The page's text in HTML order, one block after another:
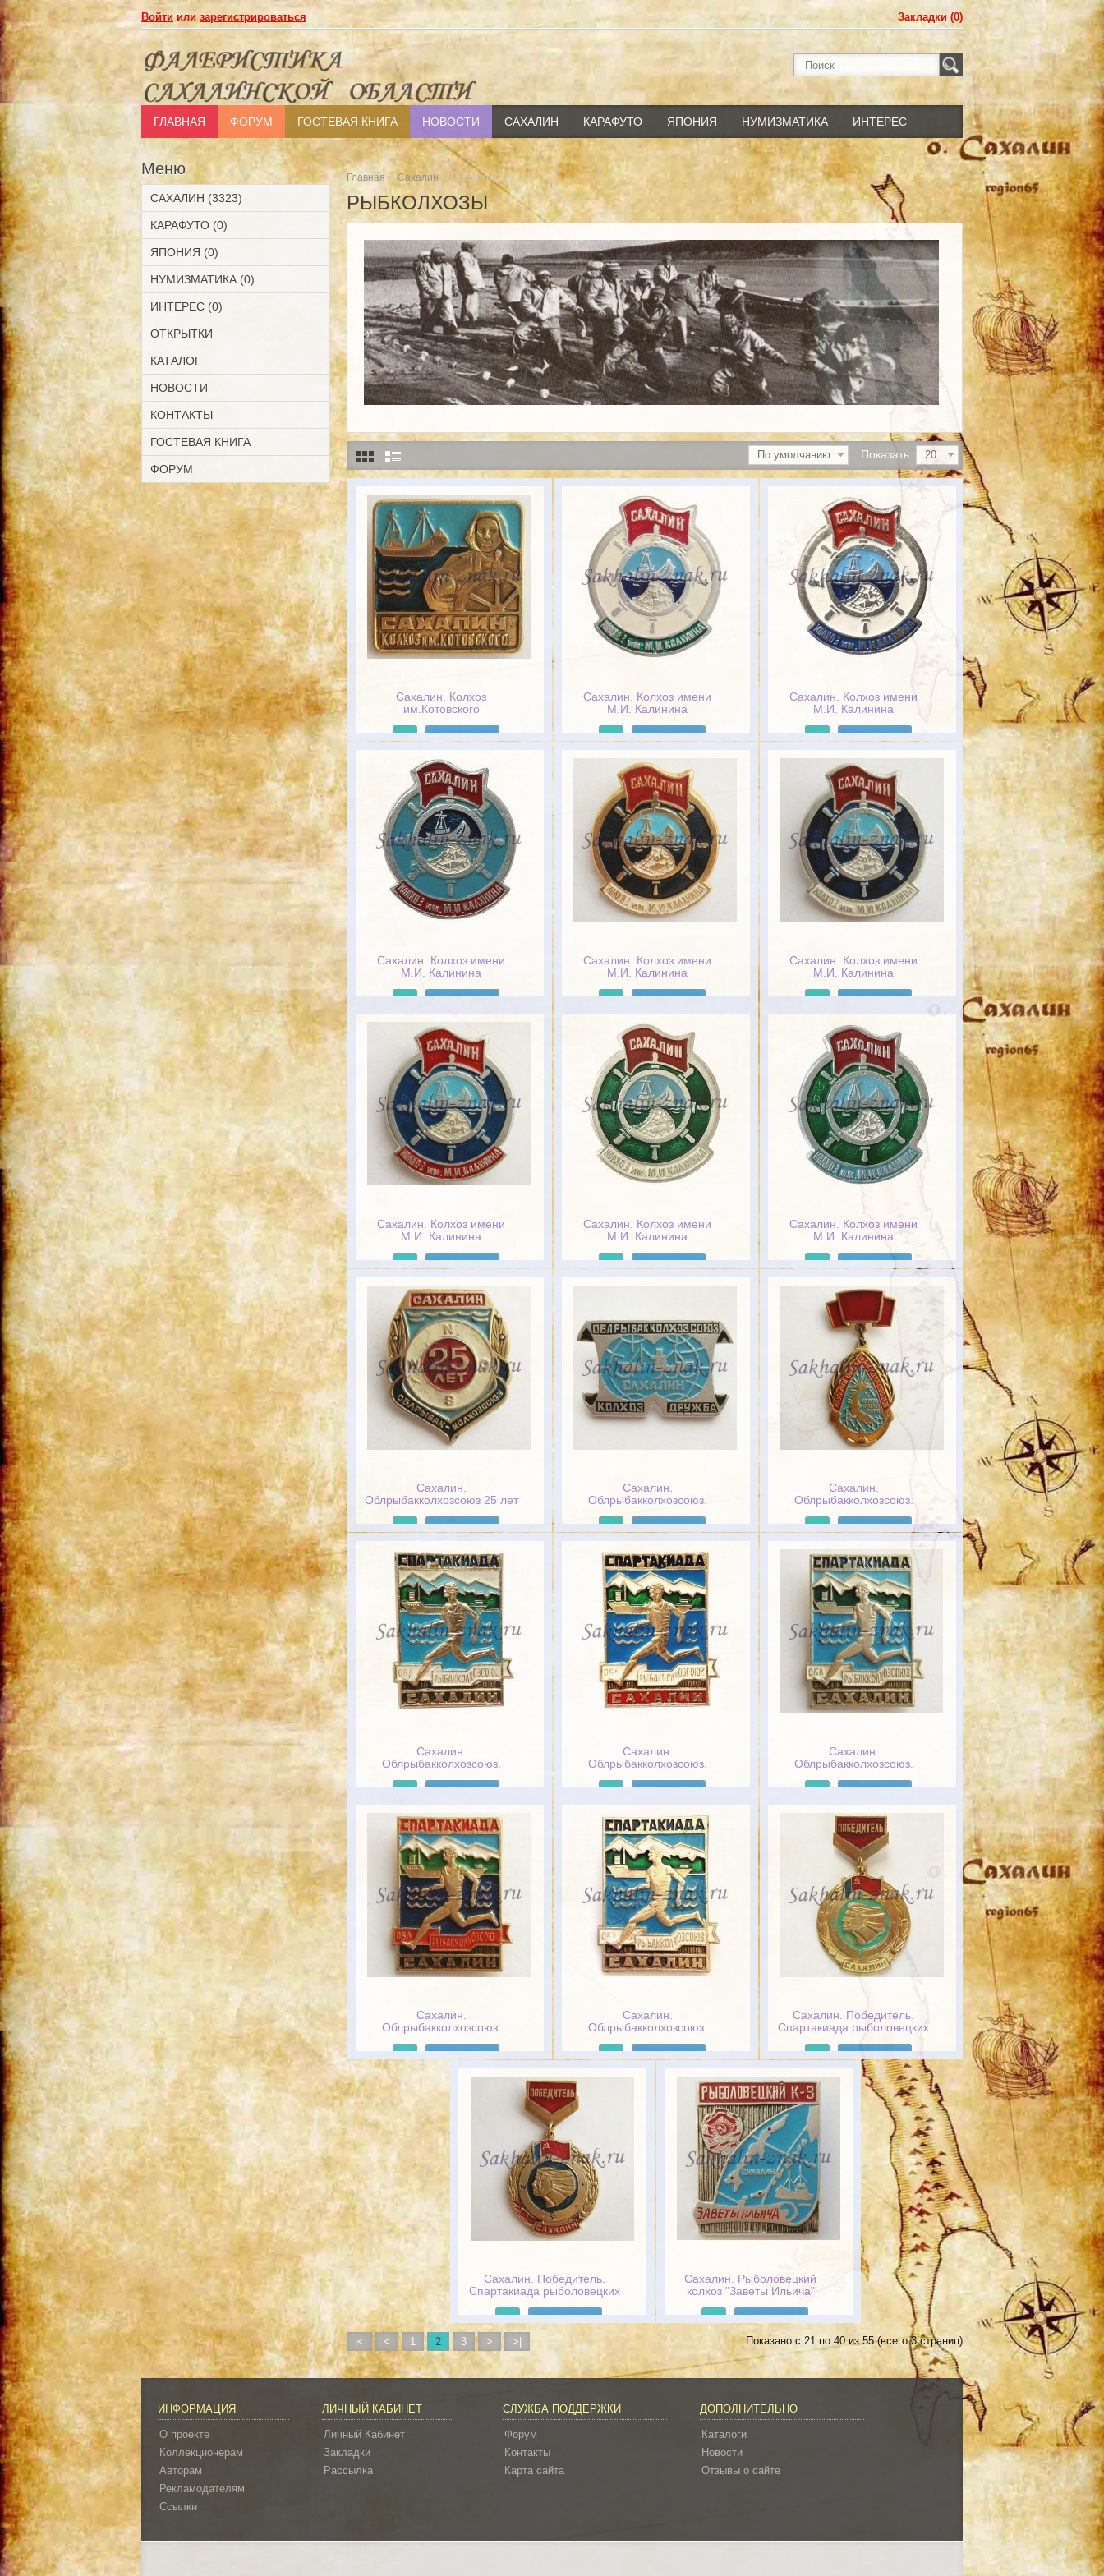
Войти илизарегистрироваться Закладки (0)
ГЛАВНАЯ ФОРУМ ГОСТЕВАЯ КНИГА НОВОСТИ САХАЛИН КАРАФУТО ЯПОНИЯ НУМИЗМАТИКА ИНТЕРЕС
Меню
САХАЛИН (3323)
КАРАФУТО (0)
ЯПОНИЯ (0)
НУМИЗМАТИКА (0)
ИНТЕРЕС (0)
ОТКРЫТКИ
КАТАЛОГ
НОВОСТИ
КОНТАКТЫ
ГОСТЕВАЯ КНИГА
ФОРУМ
Главная » Сахалин » Рыбколхозы
РЫБКОЛХОЗЫ
Показать: 20
По умолчанию
Сахалин. Колхоз
им.Котовского
Сахалин. Колхоз имени
М.И. Калинина
Сахалин. Колхоз имени
М.И. Калинина
Сахалин. Колхоз имени
М.И. Калинина
Сахалин. Колхоз имени
М.И. Калинина
Сахалин. Колхоз имени
М.И. Калинина
Сахалин. Колхоз имени
М.И. Калинина
Сахалин. Колхоз имени
М.И. Калинина
Сахалин. Колхоз имени
М.И. Калинина
Сахалин.
Облрыбакколхозсоюз 25 лет
Сахалин.
Облрыбакколхозсоюз.
Сахалин.
Облрыбакколхозсоюз.
Сахалин.
Облрыбакколхозсоюз.
Сахалин.
Облрыбакколхозсоюз.
Сахалин.
Облрыбакколхозсоюз.
Сахалин.
Облрыбакколхозсоюз.
Сахалин.
Облрыбакколхозсоюз.
Сахалин. Победитель.
Спартакиада рыболовецких
Сахалин. Победитель.
Спартакиада рыболовецких
Сахалин. Рыболовецкий
колхоз "Заветы Ильича"
|<
< 1 2 3 > >| Показано с 21 по 40 из 55 (всего 3 страниц)
ИНФОРМАЦИЯ
О проекте
Коллекционерам
Авторам
Рекламодателям
Ссылки
ЛИЧНЫЙ КАБИНЕТ
Личный Кабинет
Закладки
Рассылка
СЛУЖБА ПОДДЕРЖКИ
Форум
Контакты
Карта сайта
ДОПОЛНИТЕЛЬНО
Каталоги
Новости
Отзывы о сайте